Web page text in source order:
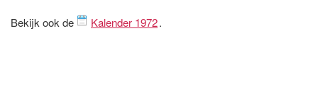
Bekijk ook de Kalender 1972.